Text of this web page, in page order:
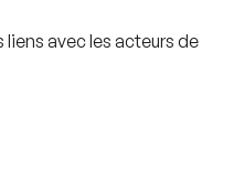
liens avec les acteurs de